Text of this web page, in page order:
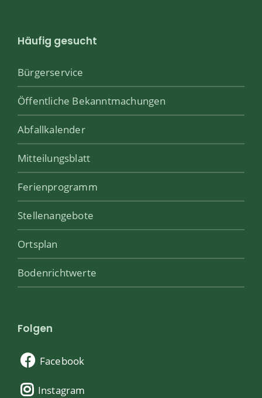
Häufig gesucht
Bürgerservice
Öffentliche Bekanntmachungen
Abfallkalender
Mitteilungsblatt
Ferienprogramm
Stellenangebote
Ortsplan
Bodenrichtwerte
Folgen
Facebook
Instagram